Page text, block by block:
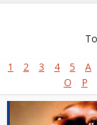
1 2 3 4 5 A
O
P